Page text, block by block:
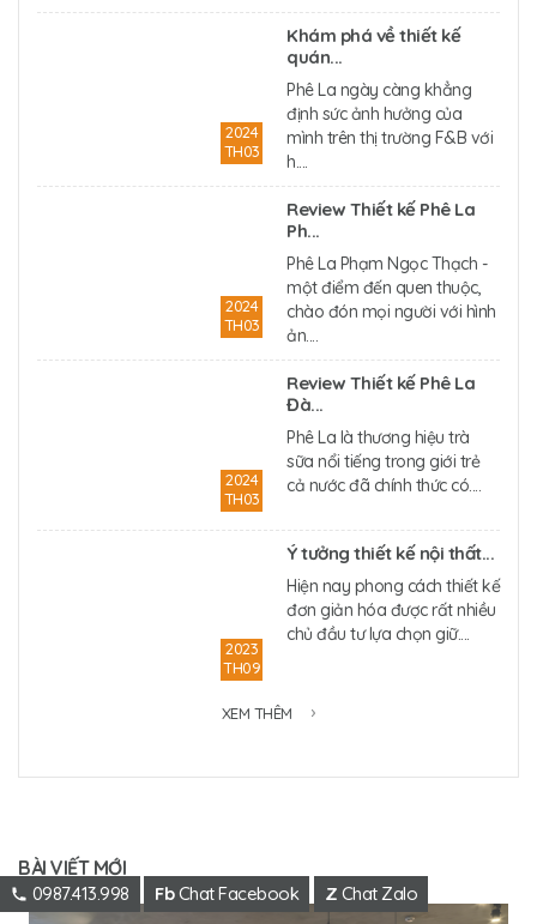
2024
TH03
Khám phá về thiết kế
quán...
Phê La ngày càng khẳng
định sức ảnh hưởng của
mình trên thị trường F&B với
h....
2024
TH03
Review Thiết kế Phê La
Ph...
Phê La Phạm Ngọc Thạch -
một điểm đến quen thuộc,
chào đón mọi người với hình
ản....
2024
TH03
Review Thiết kế Phê La
Đà...
Phê La là thương hiệu trà
sữa nổi tiếng trong giới trẻ
cả nước đã chính thức có....
2023
TH09
Ý tưởng thiết kế nội thất...
Hiện nay phong cách thiết kế
đơn giản hóa được rất nhiều
chủ đầu tư lựa chọn giữ....
XEM THÊM
BÀI VIẾT MỚI
0987.413.998 Fb Chat Facebook Z Chat Zalo